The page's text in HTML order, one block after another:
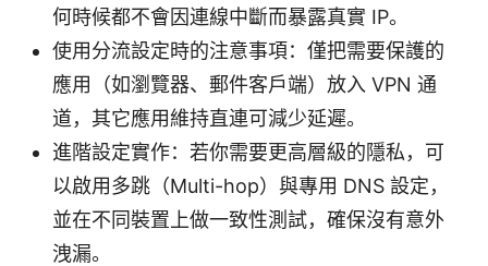
何時候都不會因連線中斷而暴露真實 IP。
使用分流設定時的注意事項：僅把需要保護的
應用（如瀏覽器、郵件客戶端）放入 VPN 通
道，其它應用維持直連可減少延遲。
進階設定實作：若你需要更高層級的隱私，可
以啟用多跳（Multi-hop）與專用 DNS 設定，
並在不同裝置上做一致性測試，確保沒有意外
洩漏。